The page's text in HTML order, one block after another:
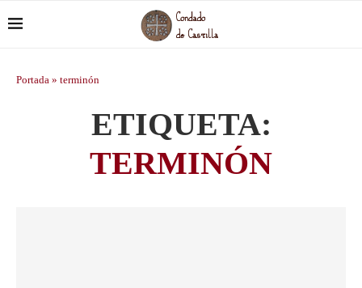
Portada » terminón
ETIQUETA:
TERMINÓN